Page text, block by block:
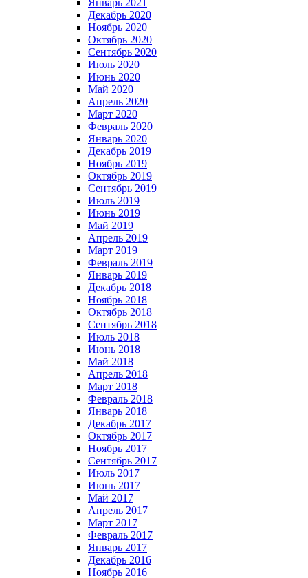
Январь 2021
Декабрь 2020
Ноябрь 2020
Октябрь 2020
Сентябрь 2020
Июль 2020
Июнь 2020
Май 2020
Апрель 2020
Март 2020
Февраль 2020
Январь 2020
Декабрь 2019
Ноябрь 2019
Октябрь 2019
Сентябрь 2019
Июль 2019
Июнь 2019
Май 2019
Апрель 2019
Март 2019
Февраль 2019
Январь 2019
Декабрь 2018
Ноябрь 2018
Октябрь 2018
Сентябрь 2018
Июль 2018
Июнь 2018
Май 2018
Апрель 2018
Март 2018
Февраль 2018
Январь 2018
Декабрь 2017
Октябрь 2017
Ноябрь 2017
Сентябрь 2017
Июль 2017
Июнь 2017
Май 2017
Апрель 2017
Март 2017
Февраль 2017
Январь 2017
Декабрь 2016
Ноябрь 2016